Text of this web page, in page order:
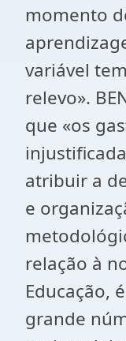
momento
variável
relevo».
que «os
atribuir a
e
relação à
Educação,
grande